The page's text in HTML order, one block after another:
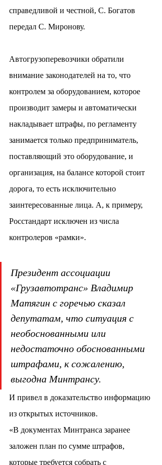
справедливой и честной, С. Богатов
передал С. Миронову.
Автогрузоперевозчики обратили
внимание законодателей на то, что
контролем за оборудованием, которое
производит замеры и автоматически
накладывает штрафы, по регламенту
занимается только предприниматель,
поставляющий это оборудование, и
организация, на балансе которой стоит
дорога, то есть исключительно
заинтересованные лица. А, к примеру,
Росстандарт исключен из числа
контролеров «рамки».
Президент ассоциации
«Грузавтотранс» Владимир
Матягин с горечью сказал
депутатам, что ситуация с
необоснованными или
недостаточно обоснованными
штрафами, к сожалению,
выгодна Минтрансу.
И привел в доказательство информацию
из открытых источников.
«В документах Минтранса заранее
заложен план по сумме штрафов,
которые требуется собрать с